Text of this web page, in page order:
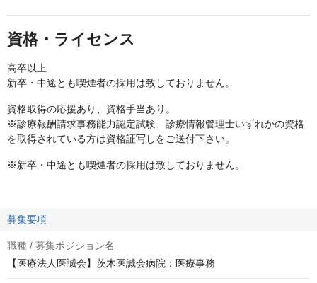
資格・ライセンス
高卒以上
新卒・中途とも喫煙者の採用は致しておりません。
資格取得の応援あり、資格手当あり。
※診療報酬請求事務能力認定試験、診療情報管理士いずれかの資格
を取得されている方は資格証写しをご送付下さい。
※新卒・中途とも喫煙者の採用は致しておりません。
募集要項
職種 / 募集ポジション名
【医療法人医誠会】茨木医誠会病院：医療事務